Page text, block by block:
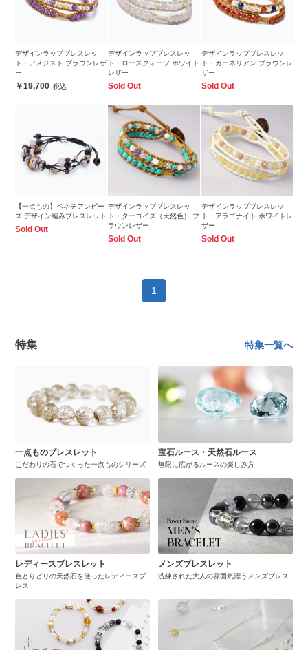
デザインラップブレスレッ
ト・アメジスト ブラウンレザ
ー
19,700
デザインラップブレスレッ
ト・ローズクォーツ ホワイト
レザー
Sold Out
デザインラップブレスレッ
ト・カーネリアン ブラウンレ
ザー
Sold Out
【一点もの】ベネチアンビー
ズ デザイン編みブレスレット
Sold Out
デザインラップブレスレッ
ト・ターコイズ（天然色） ブ
ラウンレザー
Sold Out
デザインラップブレスレッ
ト・アラゴナイト ホワイトレ
ザー
Sold Out
1
特集 特集一覧へ
一点ものブレスレット
こだわりの石でつくった一点ものシリーズ
宝石ルース・天然石ルース
無限に広がるルースの楽しみ方
レディースブレスレット
色とりどりの天然石を使ったレディースブ
レス
メンズブレスレット
洗練された大人の雰囲気漂うメンズブレス